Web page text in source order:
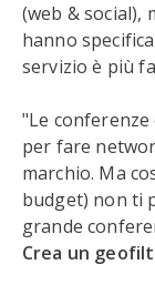
(web & social),
hanno
servizio è più
"Le
per fare
marchio. Ma
budget) non ti
grande
Crea un